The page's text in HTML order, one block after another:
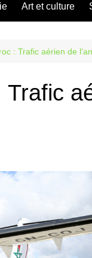
Art et culture
: Trafic aérien de